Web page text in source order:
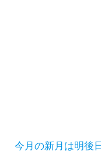
今月の新月は明後